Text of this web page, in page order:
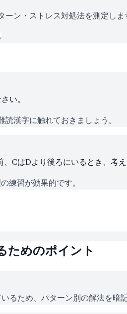
ン・ストレス対処法を測定しま
い。
漢字に触れておきましょう。
CはDより後ろにいるとき、考え
練習が効果的です。
ためのポイント
るため、パターン別の解法を暗